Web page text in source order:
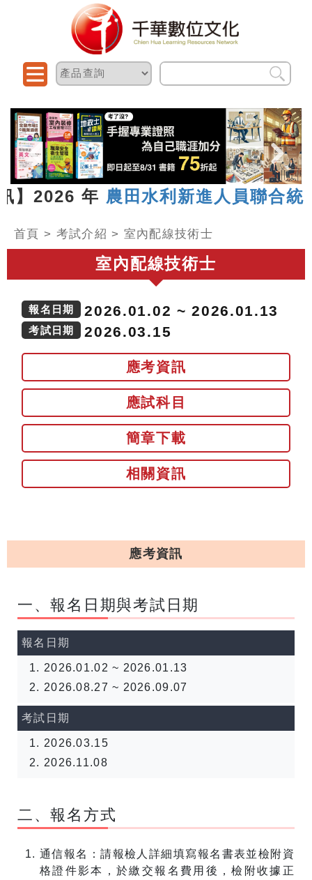
年農田水利新進人員聯合統一考試
首頁 > 考試介紹 > 室內配線技術士
室內配線技術士
報名日期 2026.01.02 ~ 2026.01.13
考試日期 2026.03.15
應考資訊
應試科目
簡章下載
相關資訊
應考資訊
一、報名日期與考試日期
報名日期
2026.01.02 ~ 2026.01.13
2026.08.27 ~ 2026.09.07
考試日期
2026.03.15
2026.11.08
二、報名方式
通信報名：請報檢人詳細填寫報名書表並檢附資
格證件影本，於繳交報名費用後，檢附收據正